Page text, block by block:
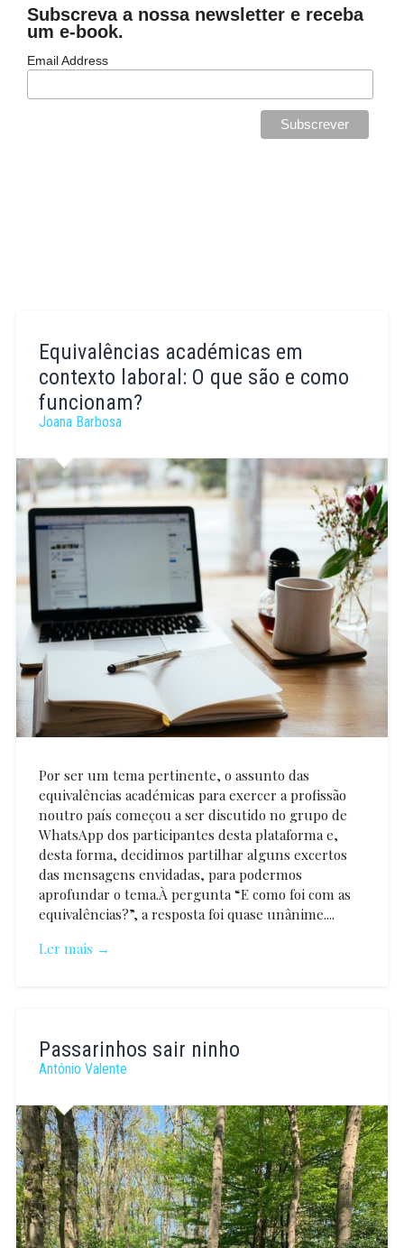
Subscreva a nossa newsletter e receba
um e-book.
Email Address
Equivalências académicas em
contexto laboral: O que são e como
funcionam?
Joana Barbosa
Por ser um tema pertinente, o assunto das
equivalências académicas para exercer a profissão
noutro país começou a ser discutido no grupo de
WhatsApp dos participantes desta plataforma e,
desta forma, decidimos partilhar alguns excertos
das mensagens envidadas, para podermos
aprofundar o tema.À pergunta “E como foi com as
equivalências?”, a resposta foi quase unânime....
Ler mais →
Barbosa
Passarinhos sair ninho
António Valente